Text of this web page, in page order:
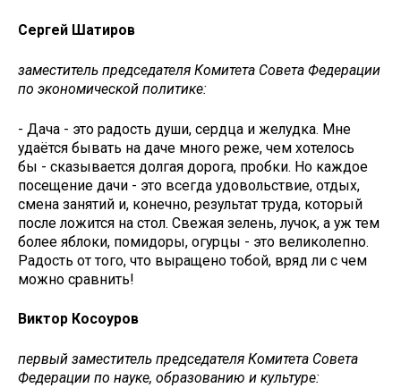
Сергей Шатиров
заместитель председателя Комитета Совета Федерации
по экономической политике:
- Дача - это радость души, сердца и желудка. Мне
удаётся бывать на даче много реже, чем хотелось
бы - сказывается долгая дорога, пробки. Но каждое
посещение дачи - это всегда удовольствие, отдых,
смена занятий и, конечно, результат труда, который
после ложится на стол. Свежая зелень, лучок, а уж тем
более яблоки, помидоры, огурцы - это великолепно.
Радость от того, что выращено тобой, вряд ли с чем
можно сравнить!
Виктор Косоуров
первый заместитель председателя Комитета Совета
Федерации по науке, образованию и культуре: